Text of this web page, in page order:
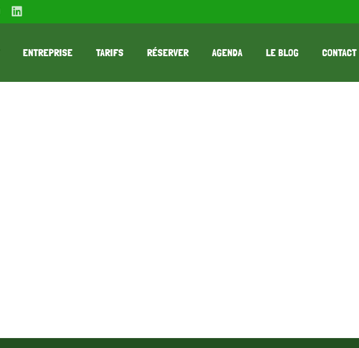
ENTREPRISE TARIFS RÉSERVER AGENDA LE BLOG CONTACT